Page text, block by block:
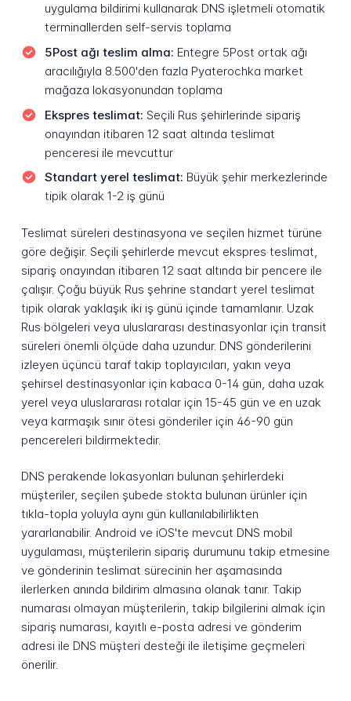
uygulama bildirimi kullanarak DNS işletmeli otomatik
terminallerden self-servis toplama
5Post ağı teslim alma: Entegre 5Post ortak ağı
aracılığıyla 8.500'den fazla Pyaterochka market
mağaza lokasyonundan toplama
Ekspres teslimat: Seçili Rus şehirlerinde sipariş
onayından itibaren 12 saat altında teslimat
penceresi ile mevcuttur
Standart yerel teslimat: Büyük şehir merkezlerinde
tipik olarak 1-2 iş günü
Teslimat süreleri destinasyona ve seçilen hizmet türüne
göre değişir. Seçili şehirlerde mevcut ekspres teslimat,
sipariş onayından itibaren 12 saat altında bir pencere ile
çalışır. Çoğu büyük Rus şehrine standart yerel teslimat
tipik olarak yaklaşık iki iş günü içinde tamamlanır. Uzak
Rus bölgeleri veya uluslararası destinasyonlar için transit
süreleri önemli ölçüde daha uzundur. DNS gönderilerini
izleyen üçüncü taraf takip toplayıcıları, yakın veya
şehirsel destinasyonlar için kabaca 0-14 gün, daha uzak
yerel veya uluslararası rotalar için 15-45 gün ve en uzak
veya karmaşık sınır ötesi gönderiler için 46-90 gün
pencereleri bildirmektedir.
DNS perakende lokasyonları bulunan şehirlerdeki
müşteriler, seçilen şubede stokta bulunan ürünler için
tıkla-topla yoluyla aynı gün kullanılabilirlikten
yararlanabilir. Android ve iOS'te mevcut DNS mobil
uygulaması, müşterilerin sipariş durumunu takip etmesine
ve gönderinin teslimat sürecinin her aşamasında
ilerlerken anında bildirim almasına olanak tanır. Takip
numarası olmayan müşterilerin, takip bilgilerini almak için
sipariş numarası, kayıtlı e-posta adresi ve gönderim
adresi ile DNS müşteri desteği ile iletişime geçmeleri
önerilir.